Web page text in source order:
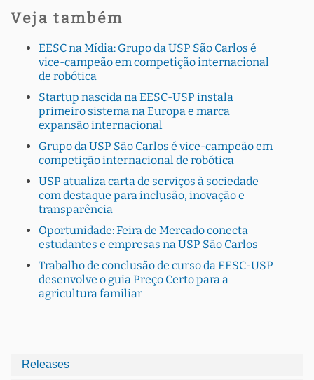
Veja também
EESC na Mídia: Grupo da USP São Carlos é
vice-campeão em competição internacional
de robótica
Startup nascida na EESC-USP instala
primeiro sistema na Europa e marca
expansão internacional
Grupo da USP São Carlos é vice-campeão em
competição internacional de robótica
USP atualiza carta de serviços à sociedade
com destaque para inclusão, inovação e
transparência
Oportunidade: Feira de Mercado conecta
estudantes e empresas na USP São Carlos
Trabalho de conclusão de curso da EESC-USP
desenvolve o guia Preço Certo para a
agricultura familiar
Releases